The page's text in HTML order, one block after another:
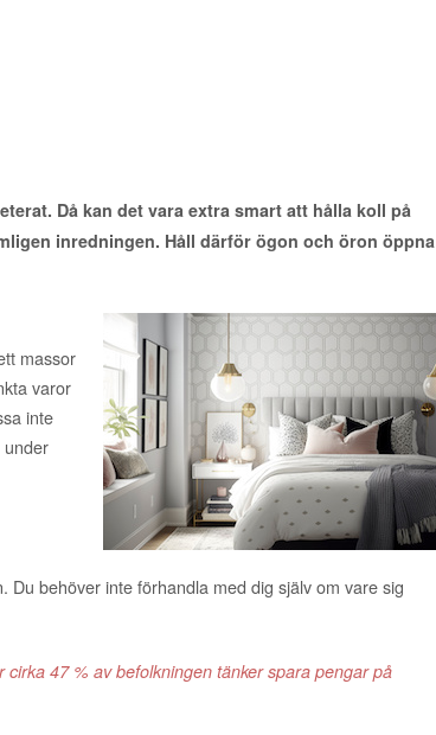
Då kan det vara extra smart att hålla koll på
inredningen. Håll därför ögon och öron öppna
massor
varor
inte
under
behöver inte förhandla med dig själv om vare sig
47 % av befolkningen tänker spara pengar på